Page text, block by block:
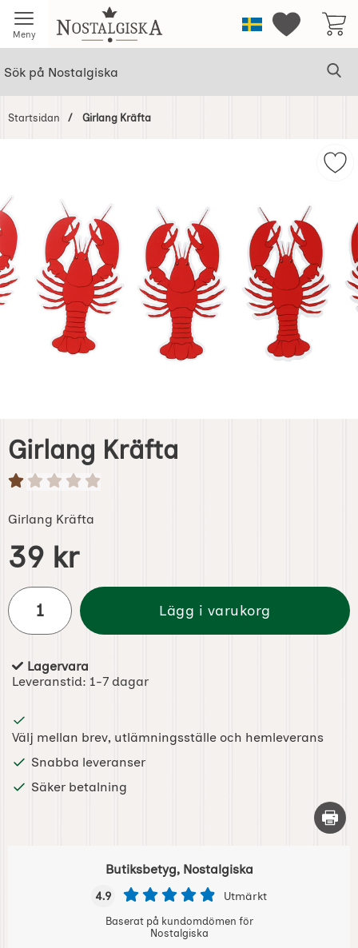
Meny Startsidan för NostalgiskaSverigeMina
Startsidan Girlang Kräfta
Girlang Kräfta
Girlang Kräfta
Handla denna produkt Girlang Kräfta
pris
39 kr
antal
Lägg i varukorg
Tillgänglighet:
Lagervara
Leveranstid: 1-7 dagar
Välj mellan brev, utlämningsställe och hemleverans
Snabba leveranser
Säker betalning
Skriv
Butiksbetyg, Nostalgiska
4.9 Utmärkt
Baserat på kundomdömen för
Nostalgiska